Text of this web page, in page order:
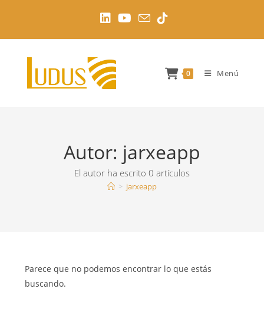
contenido
0 Menú
Autor: jarxeapp
El autor ha escrito 0 artículos
> jarxeapp
Parece que no podemos encontrar lo que estás
buscando.